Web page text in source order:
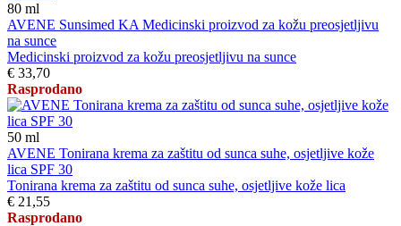
80 ml
AVENE Sunsimed KA Medicinski proizvod za kožu preosjetljivu
na sunce
Medicinski proizvod za kožu preosjetljivu na sunce
€ 33,70
Rasprodano
50 ml
AVENE Tonirana krema za zaštitu od sunca suhe, osjetljive kože
lica SPF 30
Tonirana krema za zaštitu od sunca suhe, osjetljive kože lica
€ 21,55
Rasprodano